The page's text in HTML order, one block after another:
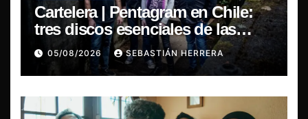
Cartelera | Pentagram en Chile:
tres discos esenciales de las
leyendas del doom
05/08/2026 SEBASTIÁN HERRERA